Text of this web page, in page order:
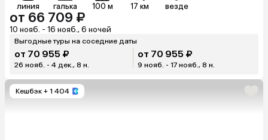
линия галька 100 м 17 км везде
от 66 709 ₽
10 нояб. - 16 нояб., 6 ночей
Выгодные туры на соседние даты
от 70 955 ₽
26 нояб. - 4 дек., 8 н.
от 70 955 ₽
9 нояб. - 17 нояб., 8 н.
Кешбэк + 1 404